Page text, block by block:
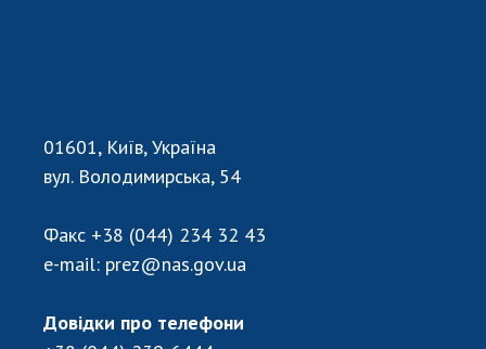
01601, Київ, Україна
вул. Володимирська, 54
Факс +38 (044) 234 32 43
e-mail: prez@nas.gov.ua
Довідки про телефони